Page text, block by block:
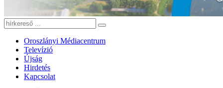
Oroszlányi Médiacentrum
Televízió
Újság
Hirdetés
Kapcsolat